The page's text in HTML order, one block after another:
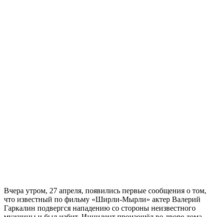
Вчера утром, 27 апреля, появились первые сообщения о том,
что известный по фильму «Ширли-Мырли» актер Валерий
Гаркалин подвергся нападению со стороны неизвестного